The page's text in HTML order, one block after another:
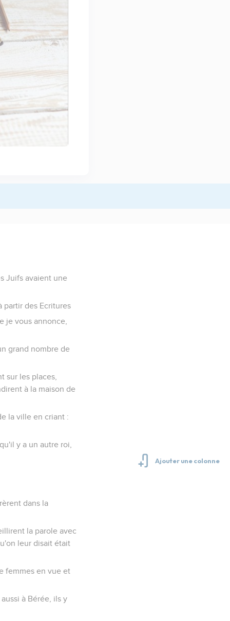
Juifs avaient une
partir des Ecritures
je vous annonce,
grand nombre de
sur les places,
à la maison de
la ville en criant :
y a un autre roi,
dans la
la parole avec
leur disait était
femmes en vue et
à Bérée, ils y